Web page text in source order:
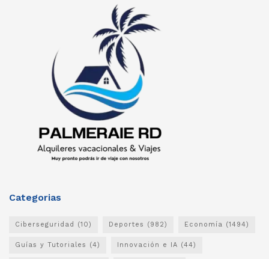
Categorias
Ciberseguridad (10) Deportes (982) Economía (1494)
Guías y Tutoriales (4) Innovación e IA (44)